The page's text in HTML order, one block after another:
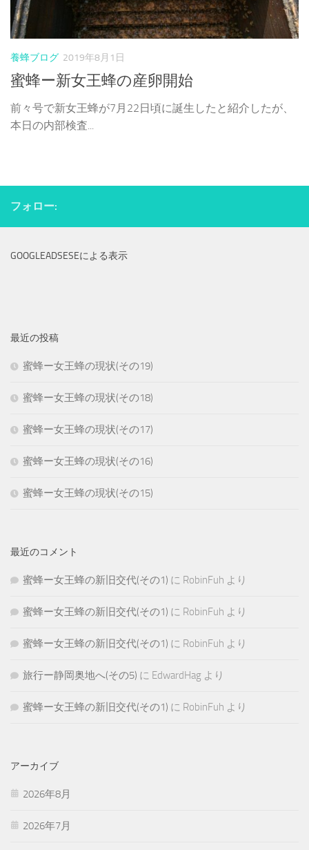
養蜂ブログ 2019年8月1日
蜜蜂ー新女王蜂の産卵開始
前々号で新女王蜂が7月22日頃に誕生したと紹介したが、
本日の内部検査...
フォロー:
GOOGLEADSESEによる表示
最近の投稿
蜜蜂ー女王蜂の現状(その19)
蜜蜂ー女王蜂の現状(その18)
蜜蜂ー女王蜂の現状(その17)
蜜蜂ー女王蜂の現状(その16)
蜜蜂ー女王蜂の現状(その15)
最近のコメント
蜜蜂ー女王蜂の新旧交代(その1) に RobinFuh より
蜜蜂ー女王蜂の新旧交代(その1) に RobinFuh より
蜜蜂ー女王蜂の新旧交代(その1) に RobinFuh より
旅行ー静岡奥地へ(その5) に EdwardHag より
蜜蜂ー女王蜂の新旧交代(その1) に RobinFuh より
アーカイブ
2026年8月
2026年7月